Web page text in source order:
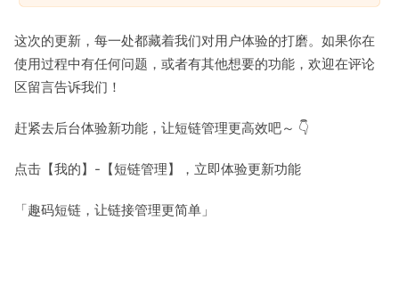
这次的更新，每一处都藏着我们对用户体验的打磨。如果你在
使用过程中有任何问题，或者有其他想要的功能，欢迎在评论
区留言告诉我们！
赶紧去后台体验新功能，让短链管理更高效吧～ 👇
点击【我的】-【短链管理】，立即体验更新功能
「趣码短链，让链接管理更简单 」